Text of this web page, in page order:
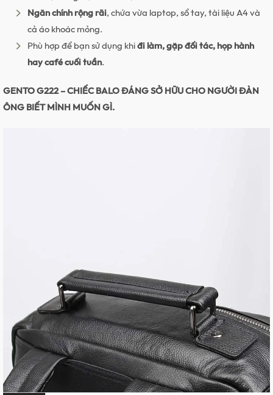
Ngăn chính rộng rãi, chứa vừa laptop, sổ tay, tài liệu A4 và
cả áo khoác mỏng.
Phù hợp để bạn sử dụng khiđi làm, gặp đối tác, họp hành
hay café cuối tuần.
GENTO G222 – CHIẾC BALO ĐÁNG SỞ HỮU CHO NGƯỜI ĐÀN
ÔNG BIẾT MÌNH MUỐN GÌ.